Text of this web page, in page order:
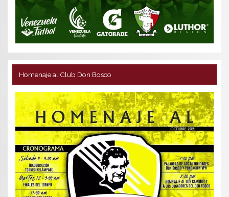
Homenaje al Club Don Bosco